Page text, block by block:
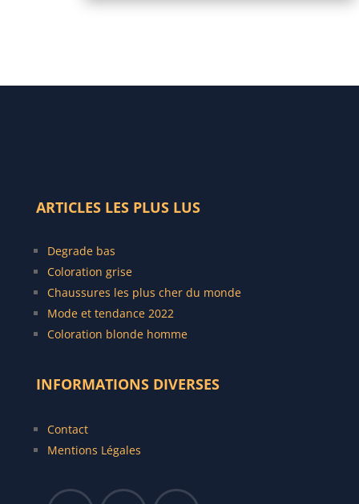
ARTICLES LES PLUS LUS
Degrade bas
Coloration grise
Chaussures les plus cher du monde
Mode et tendance 2022
Coloration blonde homme
INFORMATIONS DIVERSES
Contact
Mentions Légales